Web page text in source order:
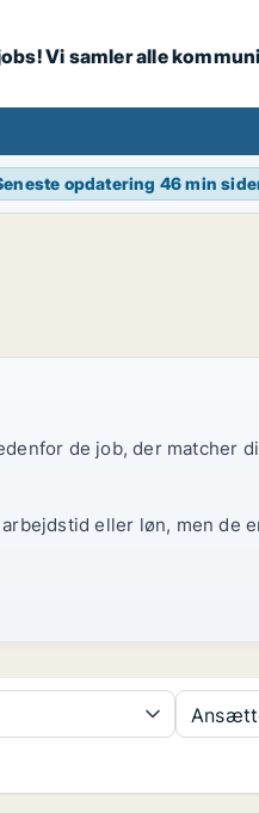
Vi samler alle
opdatering 46 min
de job, der matcher
eller løn, men de